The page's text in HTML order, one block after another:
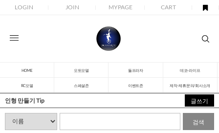
LOGIN JOIN MYPAGE CART
HOME 오토모델 돌프라자 데코-라이프
RC모델 스페셜존 이벤트존 제작-제휴문의/회사소개
인형 만들기 Tip 글쓰기
검색